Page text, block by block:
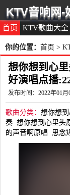
首页 KTV歌曲大全
KTV音响网-
你的位置： 首页 >
想你想到心
好演唱点播
发布时间：2022年01月
歌曲分类： 想你想
奏 想你想到心里头
的声音啊原唱
思念